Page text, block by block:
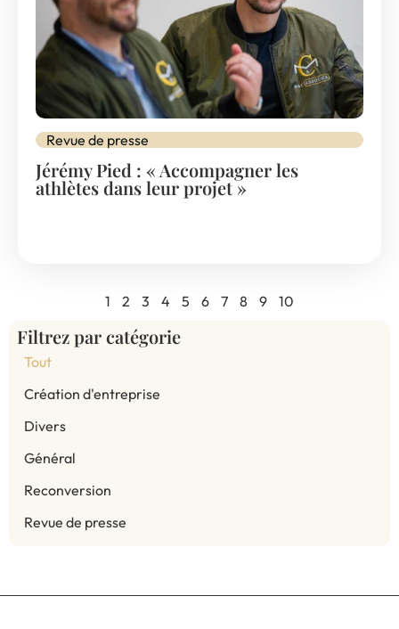
Revue de presse
Jérémy Pied : « Accompagner les
athlètes dans leur projet »
1 2 3 4 5 6 7 8 9 10
Filtrez par catégorie
Création d'entreprise
Divers
Général
Reconversion
Revue de presse
Tout